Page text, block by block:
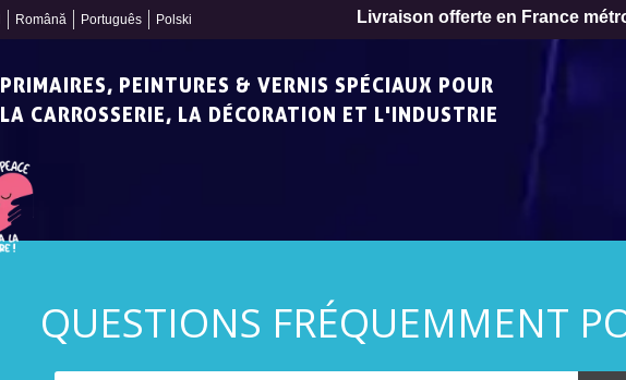
Română Português Polski Livraison offerte en France
PRIMAIRES, PEINTURES & VERNIS SPÉCIAUX POUR
LA CARROSSERIE, LA DÉCORATION ET L'INDUSTRIE
QUESTIONS FRÉQUEMMENT